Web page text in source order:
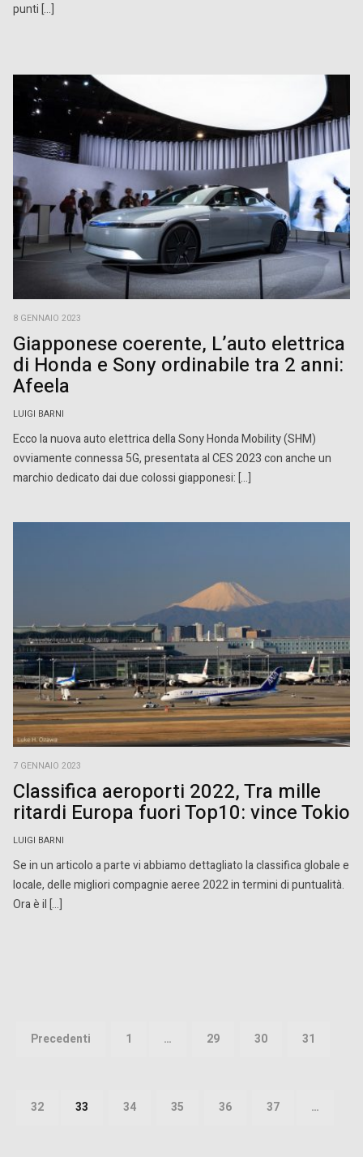
punti […]
8 GENNAIO 2023
Giapponese coerente, L’auto elettrica
di Honda e Sony ordinabile tra 2 anni:
Afeela
LUIGI BARNI
Ecco la nuova auto elettrica della Sony Honda Mobility (SHM)
ovviamente connessa 5G, presentata al CES 2023 con anche un
marchio dedicato dai due colossi giapponesi: […]
7 GENNAIO 2023
Classifica aeroporti 2022, Tra mille
ritardi Europa fuori Top10: vince Tokio
LUIGI BARNI
Se in un articolo a parte vi abbiamo dettagliato la classifica globale e
locale, delle migliori compagnie aeree 2022 in termini di puntualità.
Ora è il […]
degli
articoli
Precedenti 1 … 29 30 31
32 33 34 35 36 37 …